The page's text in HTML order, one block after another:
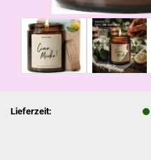
Lieferzeit: